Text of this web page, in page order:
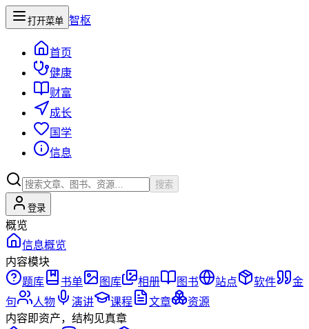
打开菜单 智枢
首页
健康
财富
成长
国学
信息
搜索
登录
概览
信息概览
内容模块
题库
书单 图库 相册 图书 站点 软件
金
句
人物 演讲 课程 文章
资源
内容即资产，结构见真章